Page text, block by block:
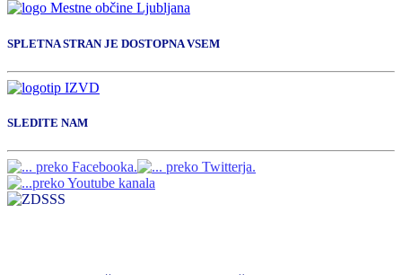
SPLETNA STRAN JE DOSTOPNA VSEM
SLEDITE NAM